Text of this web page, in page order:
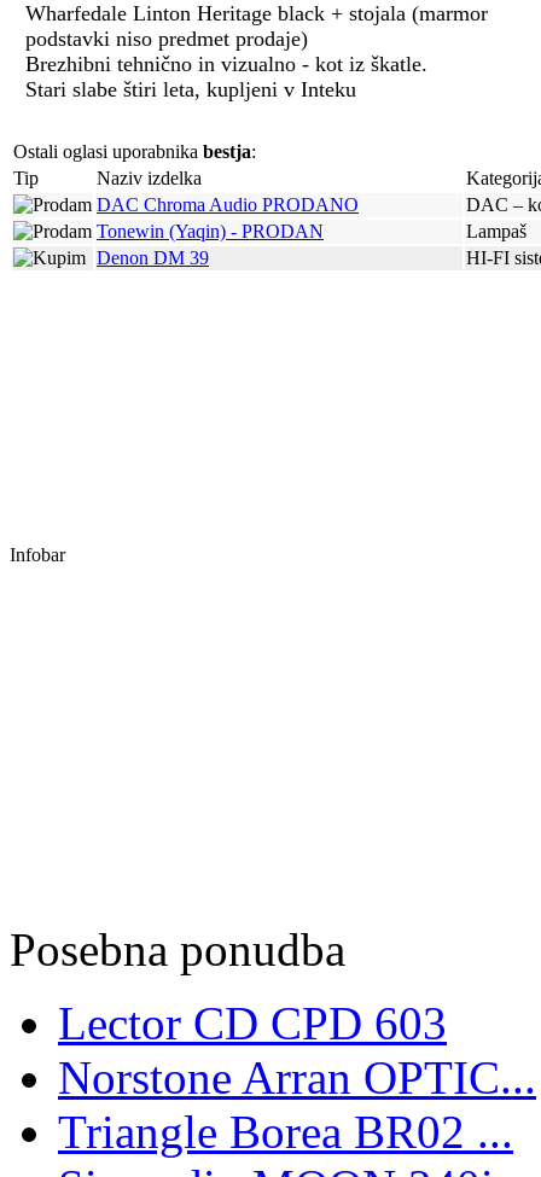
Wharfedale Linton Heritage black + stojala (marmor
podstavki niso predmet prodaje)
Brezhibni tehnično in vizualno - kot iz škatle.
Stari slabe štiri leta, kupljeni v Inteku
Ostali oglasi uporabnika bestja:
Tip
Naziv izdelka
DAC Chroma Audio PRODANO
DAC –
Tonewin (Yaqin) - PRODAN
Lampaš
Denon DM 39
HI-FI
Infobar
Posebna ponudba
Lector CD CPD 603
Norstone Arran OPTIC...
Triangle Borea BR02 ...